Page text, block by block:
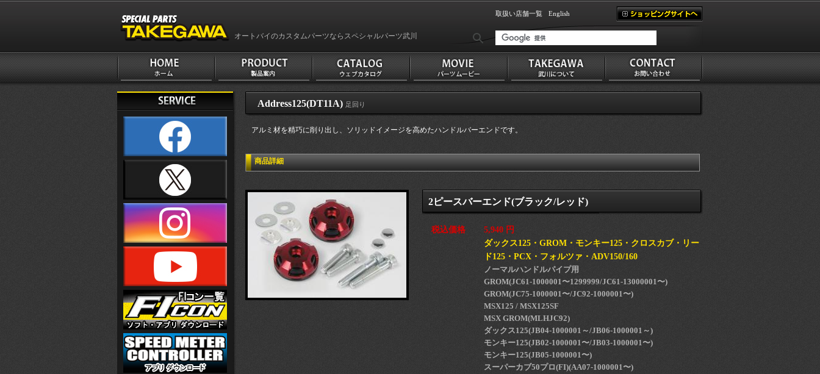
オートバイのカスタムパーツならスペシャルパーツ武川
取扱い店舗一覧 English
Address125(DT11A) 足回り
アルミ材を精巧に削り出し、ソリッドイメージを高めたハンドルバーエンドです。
商品詳細
2ピースバーエンド(ブラック/レッド)
税込価格 5,940 円
ダックス125・GROM・モンキー125・クロスカブ・リー
ド125・PCX・フォルツァ・ADV150/160
ノーマルハンドルパイプ用
GROM(JC61-1000001〜1299999/JC61-13000001〜)
GROM(JC75-1000001〜/JC92-1000001〜)
MSX125 / MSX125SF
MSX GROM(MLHJC92)
ダックス125(JB04-1000001～/JB06-1000001～)
モンキー125(JB02-1000001〜/JB03-1000001〜)
モンキー125(JB05-1000001〜)
スーパーカブ50プロ(FI)(AA07-1000001〜)